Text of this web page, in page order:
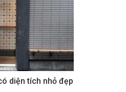
diện tích nhỏ đẹp